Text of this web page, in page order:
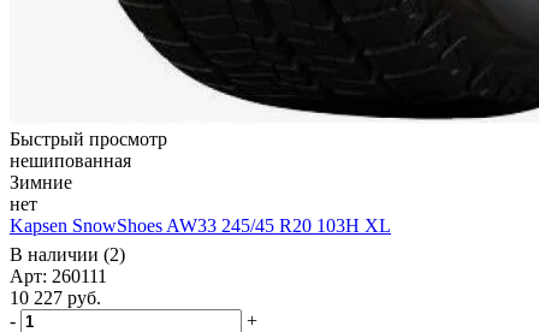
Быстрый просмотр
нешипованная
Зимние
нет
Kapsen SnowShoes AW33 245/45 R20 103H XL
В наличии (2)
Арт: 260111
10 227 руб.
-
+